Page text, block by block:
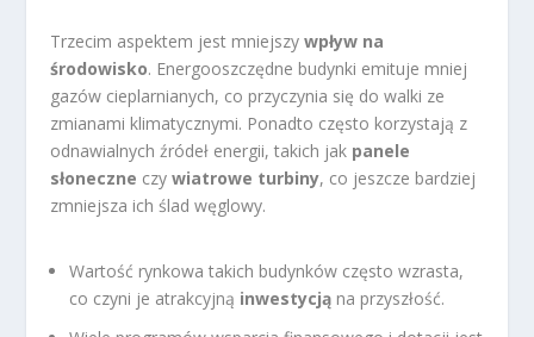
Trzecim aspektem jest mniejszywpływ na
środowisko. Energooszczędne budynki emituje mniej
gazów cieplarnianych, co przyczynia się do walki ze
zmianami klimatycznymi. Ponadto często korzystają z
odnawialnych źródeł energii, takich jak panele
słoneczne czywiatrowe turbiny, co jeszcze bardziej
zmniejsza ich ślad węglowy.
Wartość rynkowa takich budynków często wzrasta,
co czyni je atrakcyjną inwestycją na przyszłość.